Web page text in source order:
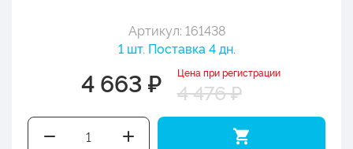
Артикул: 161438
1 шт. Поставка 4 дн.
4 663 ₽ Цена при регистрации
4 476 ₽